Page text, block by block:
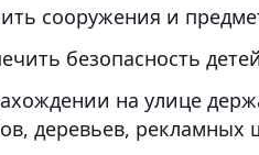
сооружения и
безопасность
на улице
деревьев,